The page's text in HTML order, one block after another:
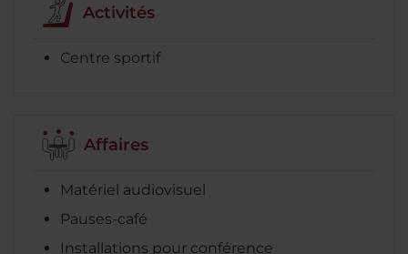
Activités
Centre sportif
Affaires
Matériel audiovisuel
Pauses-café
Installations pour conférence